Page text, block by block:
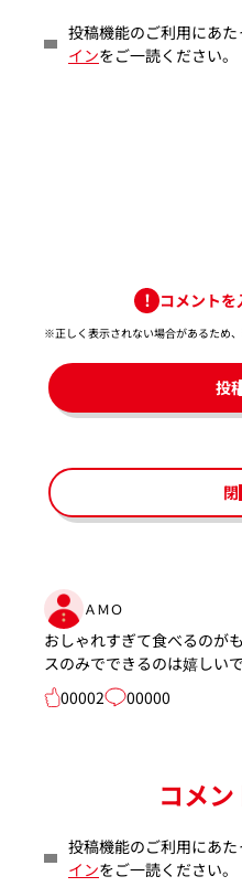
投稿機能のご利用にあた
インをご一読ください。
コメントを
※正しく表示されない場合があるため
投
ＡＭＯ
おしゃれすぎて食べるのが
スのみでできるのは嬉しい
00002
00000
コメ
投稿機能のご利用にあた
インをご一読ください。